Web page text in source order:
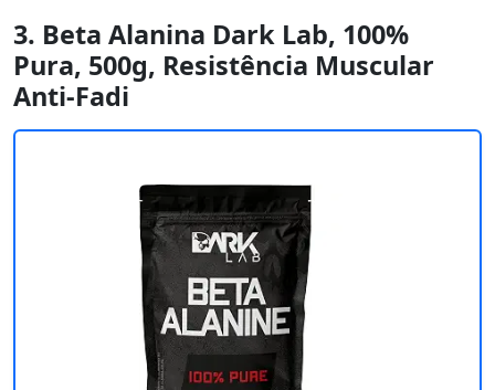
3. Beta Alanina Dark Lab, 100%
Pura, 500g, Resistência Muscular
Anti-Fadi